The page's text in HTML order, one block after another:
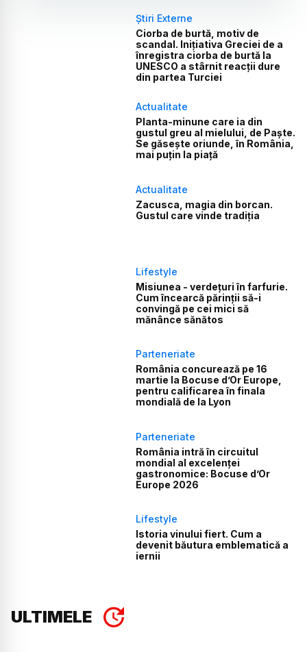
Știri Externe
Ciorba de burtă, motiv de
scandal. Inițiativa Greciei de a
înregistra ciorba de burtă la
UNESCO a stârnit reacții dure
din partea Turciei
Actualitate
Planta-minune care ia din
gustul greu al mielului, de Paște.
Se găsește oriunde, în România,
mai puțin la piață
Actualitate
Zacusca, magia din borcan.
Gustul care vinde tradiția
Lifestyle
Misiunea - verdețuri în farfurie.
Cum încearcă părinții să-i
convingă pe cei mici să
mănânce sănătos
Parteneriate
România concurează pe 16
martie la Bocuse d’Or Europe,
pentru calificarea în finala
mondială de la Lyon
Parteneriate
România intră în circuitul
mondial al excelenței
gastronomice: Bocuse d’Or
Europe 2026
Lifestyle
Istoria vinului fiert. Cum a
devenit băutura emblematică a
iernii
ULTIMELE